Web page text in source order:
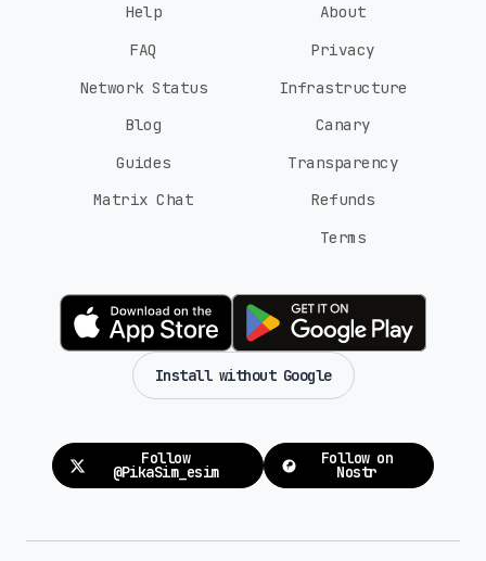
Help
FAQ
Network Status
Blog
Guides
Matrix Chat
About
Privacy
Infrastructure
Canary
Transparency
Refunds
Terms
Install without Google
Follow
@PikaSim_esim
Follow on
Nostr